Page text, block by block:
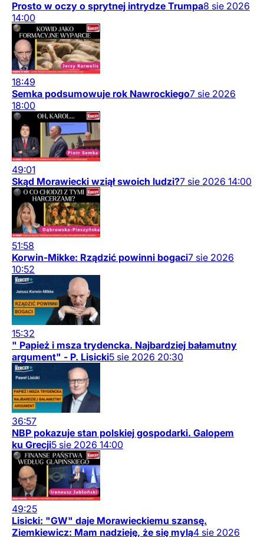
Prosto w oczy o sprytnej intrydze Trumpa8 sie 2026
14:00
18:49
Semka podsumowuje rok Nawrockiego7 sie 2026
18:00
49:01
Skąd Morawiecki wziął swoich ludzi?7 sie 2026 14:00
51:58
Korwin-Mikke: Rządzić powinni bogaci7 sie 2026
10:52
15:32
" Papież i msza trydencka. Najbardziej bałamutny
argument" - P. Lisicki5 sie 2026 20:30
36:57
NBP pokazuje stan polskiej gospodarki. Galopem
ku Grecji5 sie 2026 14:00
49:25
Lisicki: "GW" daje Morawieckiemu szansę.
Ziemkiewicz: Mam nadzieję, że się mylą4 sie 2026